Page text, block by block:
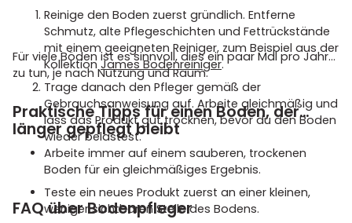
Reinige den Boden zuerst gründlich. Entferne
Schmutz, alte Pflegeschichten und Fettrückstände
mit einem geeigneten Reiniger, zum Beispiel aus der
Kollektion James Bodenreiniger.
Trage danach den Pfleger gemäß der
Gebrauchsanweisung auf. Arbeite gleichmäßig und
lass das Produkt gut trocknen, bevor du den Boden
wieder belastest.
Für viele Böden ist es sinnvoll, dies ein paar Mal pro Jahr
zu tun, je nach Nutzung und Raum.
Praktische Tipps für einen Boden, der
länger gepflegt bleibt
Arbeite immer auf einem sauberen, trockenen
Boden für ein gleichmäßiges Ergebnis.
Teste ein neues Produkt zuerst an einer kleinen,
weniger sichtbaren Stelle des Bodens.
FAQ über Bodenpfleger